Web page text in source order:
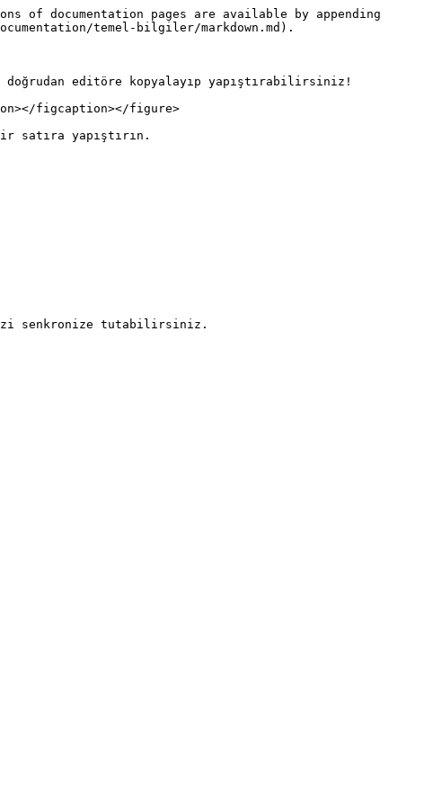
of documentation pages are available by appending
temel-bilgiler/markdown.md).
editöre kopyalayıp yapıştırabilirsiniz!
figcaption></figure>
satıra yapıştırın.
senkronize tutabilirsiniz.